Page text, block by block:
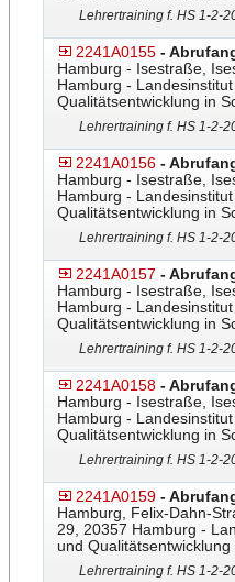
Lehrertraining f. HS 1-2-
2241A0155 -
Hamburg - Isestraße,
Hamburg -
Qualitätsentwicklung in
Lehrertraining f. HS 1-2-
2241A0156 -
Hamburg - Isestraße,
Hamburg -
Qualitätsentwicklung in
Lehrertraining f. HS 1-2-
2241A0157 -
Hamburg - Isestraße,
Hamburg -
Qualitätsentwicklung in
Lehrertraining f. HS 1-2-
2241A0158 -
Hamburg - Isestraße,
Hamburg -
Qualitätsentwicklung in
Lehrertraining f. HS 1-2-
2241A0159 -
Hamburg, Felix-Dahn-
29, 20357 Hamburg -
und Qualitätsentwicklung
Lehrertraining f. HS 1-2-